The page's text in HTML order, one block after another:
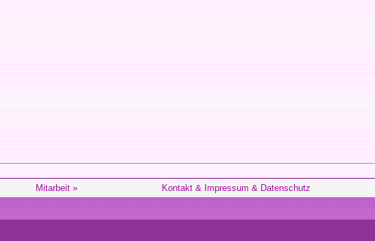
Mitarbeit » Kontakt & Impressum & Datenschutz